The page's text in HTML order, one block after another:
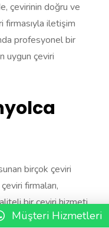
çevirinin doğru ve
firmasıyla iletişim
profesyonel bir
uygun çeviri
birçok çeviri
firmaları,
bir çeviri hizmeti
seçerek
Müşteri Hizmetleri